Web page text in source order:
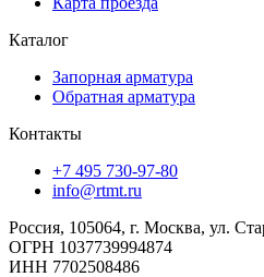
Каталог
Запорная арматура
Обратная арматура
Контакты
+7 495 730-97-80
info@rtmt.ru
Россия, 105064, г. Москва, ул.
ОГРН 1037739994874
ИНН 7702508486